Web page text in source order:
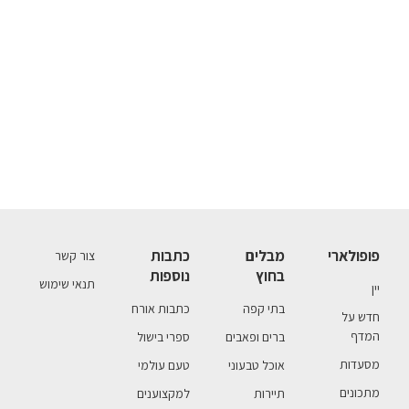
פופולארי
יין
חדש על
המדף
מסעדות
מתכונים
מבלים
בחוץ
בתי קפה
ברים ופאבים
אוכל טבעוני
תיירות
כתבות
נוספות
כתבות אורח
ספרי בישול
טעם עולמי
למקצוענים
צור קשר
תנאי שימוש